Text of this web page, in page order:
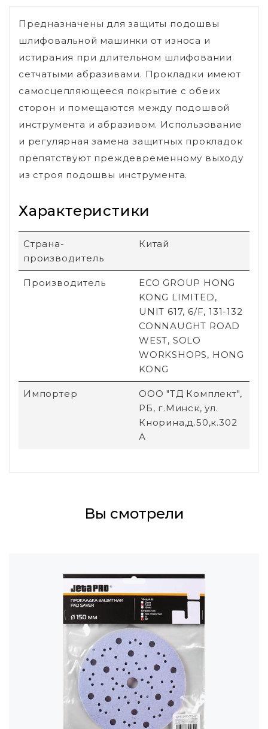
Предназначены для защиты подошвы
шлифовальной машинки от износа и
истирания при длительном шлифовании
сетчатыми абразивами. Прокладки имеют
самосцепляющееся покрытие с обеих
сторон и помещаются между подошвой
инструмента и абразивом. Использование
и регулярная замена защитных прокладок
препятствуют преждевременному выходу
из строя подошвы инструмента.
Характеристики
Страна-
производитель
Китай
Производитель
ECO GROUP HONG
KONG LIMITED,
UNIT 617, 6/F, 131-132
CONNAUGHT ROAD
WEST, SOLO
WORKSHOPS, HONG
KONG
Импортер
ООО "ТД Комплект",
РБ, г.Минск, ул.
Кнорина,д.50,к.302
А
Вы смотрели